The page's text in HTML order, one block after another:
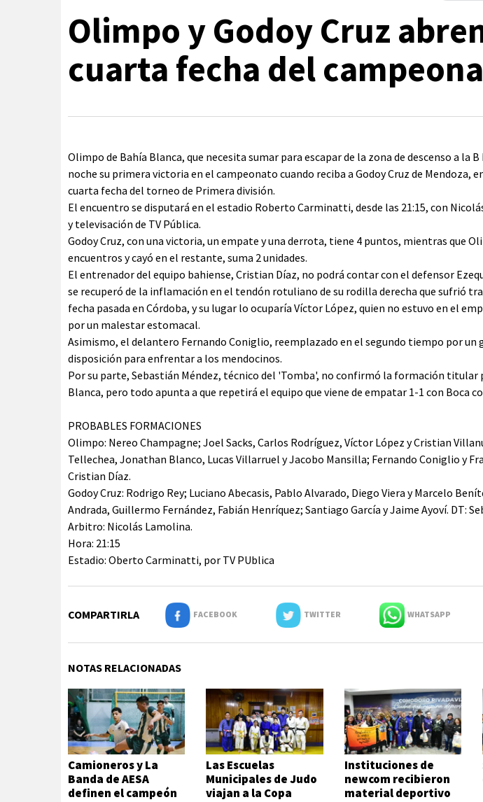
Olimpo y Godoy Cruz
cuarta fecha del
Olimpo de Bahía Blanca, que necesita sumar para escapar de la zona de descenso a la
noche su primera victoria en el campeonato cuando reciba a Godoy Cruz de Mendoza,
cuarta fecha del torneo de Primera división.
El encuentro se disputará en el estadio Roberto Carminatti, desde las 21:15, con
y televisación de TV Pública.
Godoy Cruz, con una victoria, un empate y una derrota, tiene 4 puntos, mientras que
encuentros y cayó en el restante, suma 2 unidades.
El entrenador del equipo bahiense, Cristian Díaz, no podrá contar con el defensor
se recuperó de la inflamación en el tendón rotuliano de su rodilla derecha que sufrió
fecha pasada en Córdoba, y su lugar lo ocuparía Víctor López, quien no estuvo en el
por un malestar estomacal.
Asimismo, el delantero Fernando Coniglio, reemplazado en el segundo tiempo por un
disposición para enfrentar a los mendocinos.
Por su parte, Sebastián Méndez, técnico del 'Tomba', no confirmó la formación titular
Blanca, pero todo apunta a que repetirá el equipo que viene de empatar 1-1 con Boca
PROBABLES FORMACIONES
Olimpo: Nereo Champagne; Joel Sacks, Carlos Rodríguez, Víctor López y Cristian
Tellechea, Jonathan Blanco, Lucas Villarruel y Jacobo Mansilla; Fernando Coniglio y
Cristian Díaz.
Godoy Cruz: Rodrigo Rey; Luciano Abecasis, Pablo Alvarado, Diego Viera y Marcelo
Andrada, Guillermo Fernández, Fabián Henríquez; Santiago García y Jaime Ayoví. DT:
Arbitro: Nicolás Lamolina.
Hora: 21:15
Estadio: Oberto Carminatti, por TV PUblica
COMPARTIRLA FACEBOOK TWITTER WHATSAPP
NOTAS RELACIONADAS
Camioneros y La
Banda de AESA
definen el campeón
Las Escuelas
Municipales de Judo
viajan a la Copa
Instituciones de
newcom recibieron
material deportivo